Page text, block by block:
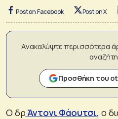
Post on Facebook Post on X
Ανακαλύψτε περισσότερα
Προσθήκη του
Ο δρ Άντονι Φάουτσι, ο